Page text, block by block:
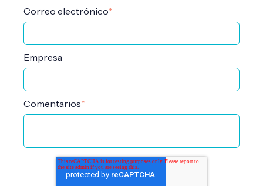
Correo electrónico*
Empresa
Comentarios*